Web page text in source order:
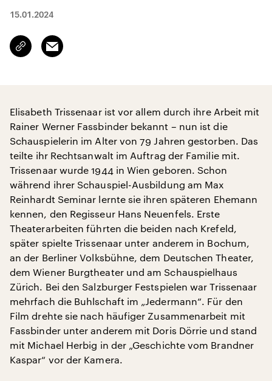
15.01.2024
Link
kopieren/teilen
Email
Elisabeth Trissenaar ist vor allem durch ihre Arbeit mit
Rainer Werner Fassbinder bekannt – nun ist die
Schauspielerin im Alter von 79 Jahren gestorben. Das
teilte ihr Rechtsanwalt im Auftrag der Familie mit.
Trissenaar wurde 1944 in Wien geboren. Schon
während ihrer Schauspiel-Ausbildung am Max
Reinhardt Seminar lernte sie ihren späteren Ehemann
kennen, den Regisseur Hans Neuenfels. Erste
Theaterarbeiten führten die beiden nach Krefeld,
später spielte Trissenaar unter anderem in Bochum,
an der Berliner Volksbühne, dem Deutschen Theater,
dem Wiener Burgtheater und am Schauspielhaus
Zürich. Bei den Salzburger Festspielen war Trissenaar
mehrfach die Buhlschaft im „Jedermann“. Für den
Film drehte sie nach häufiger Zusammenarbeit mit
Fassbinder unter anderem mit Doris Dörrie und stand
mit Michael Herbig in der „Geschichte vom Brandner
Kaspar“ vor der Kamera.